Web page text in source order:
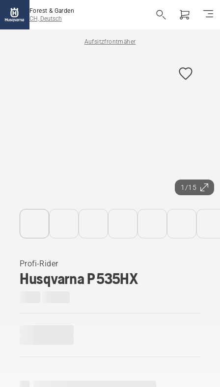
Forest & Garden
CH, Deutsch
Aufsitzfrontmäher
1/15
Profi-Rider
Husqvarna P 535HX